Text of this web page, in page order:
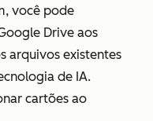
você pode
Drive aos
arquivos existentes
de IA.
cartões ao